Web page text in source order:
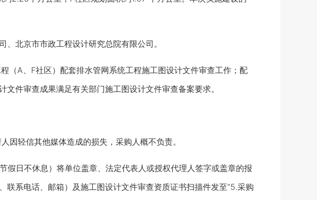
北京市市政工程设计研究总院有限公司。
A、F社区）配套排水管网系统工程施工图设计文件审查工作；配
件审查成果满足有关部门施工图设计文件审查备案要求。
轻信其他媒体造成的损失，采购人概不负责。
日不休息）将单位盖章、法定代表人或授权代理人签字或盖章的报
系电话、邮箱）及施工图设计文件审查资质证书扫描件发至“5.采购